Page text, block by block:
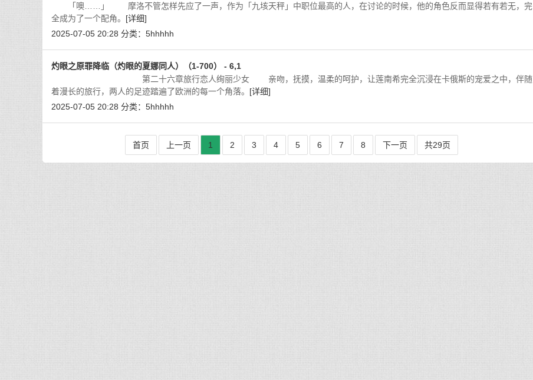
「噢……」 摩洛不管怎样先应了一声，作为「九垓天秤」中职位最高的人，在讨论的时候，他的角色反而显得若有若无，完
全成为了一个配角。 [详细]
2025-07-05 20:28 分类： 5hhhhh
灼眼之原罪降临（灼眼的夏娜同人）（1-700） - 6,1
第二十六章旅行恋人绚丽少女 亲吻，抚摸，温柔的呵护，让莲南希完全沉浸在卡俄斯的宠爱之中，伴随
着漫长的旅行，两人的足迹踏遍了欧洲的每一个角落。 [详细]
2025-07-05 20:28 分类： 5hhhhh
首页 上一页 1 2 3 4 5 6 7 8 下一页 共29页